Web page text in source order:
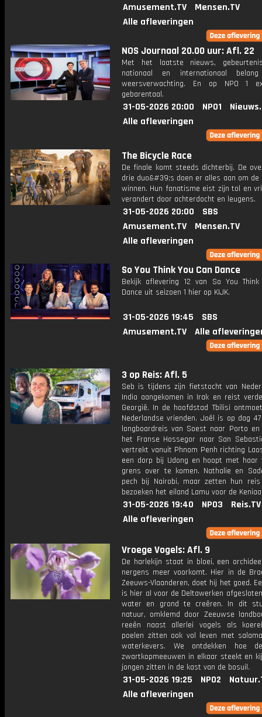
Amusement.TV
Mensen.TV
Alle afleveringen
NOS Journaal 20.00 uur: Afl. 22
Met het laatste nieuws,
nationaal en internationaal
weersverwachting. En op NPO 1
gebarentaal.
31-05-2026 20:00 NPO1
Alle afleveringen
The Bicycle Race
De finale komt steeds dichterbij. De
drie duo&#39;s doen er alles aan om
winnen. Hun fanatisme eist zijn tol en
verandert door achterdocht en leugens.
31-05-2026 20:00
SBS
Amusement.TV
Mensen.TV
Alle afleveringen
So You Think You Can Dance
Bekijk aflevering 12 van So You
Dance uit seizoen 1 hier op KIJK.
31-05-2026 19:45
SBS
Amusement.TV
Alle
3 op Reis: Afl. 5
Seb is tijdens zijn fietstocht van
India aangekomen in Irak en reist
Georgië. In de hoofdstad Tbilisi
Nederlandse vrienden. Joël is op dag
longboardreis van Soest naar Porto
het Franse Hossegor naar San
vertrekt vanuit Phnom Penh richting
een dorp bij Udong en hoopt met haar
grens over te komen. Nathalie en
pech bij Nairobi, maar zetten hun
bezoeken het eiland Lamu voor de
31-05-2026 19:40 NPO3
Reis.TV
Alle afleveringen
Vroege Vogels: Afl. 9
De harlekijn staat in bloei, een
nergens meer voorkomt. Hier in de
Zeeuws-Vlaanderen, doet hij het goed.
is hier al voor de Deltawerken
water en grond te creëren. In dit
natuur, omklemd door Zeeuwse
reeën naast allerlei vogels als
poelen zitten ook vol leven met
waterkevers. We ontdekken hoe
zwartkopmeeuwen in elkaar steekt en
jongen zitten in de kast van de bosuil.
31-05-2026 19:25 NPO2
Alle afleveringen